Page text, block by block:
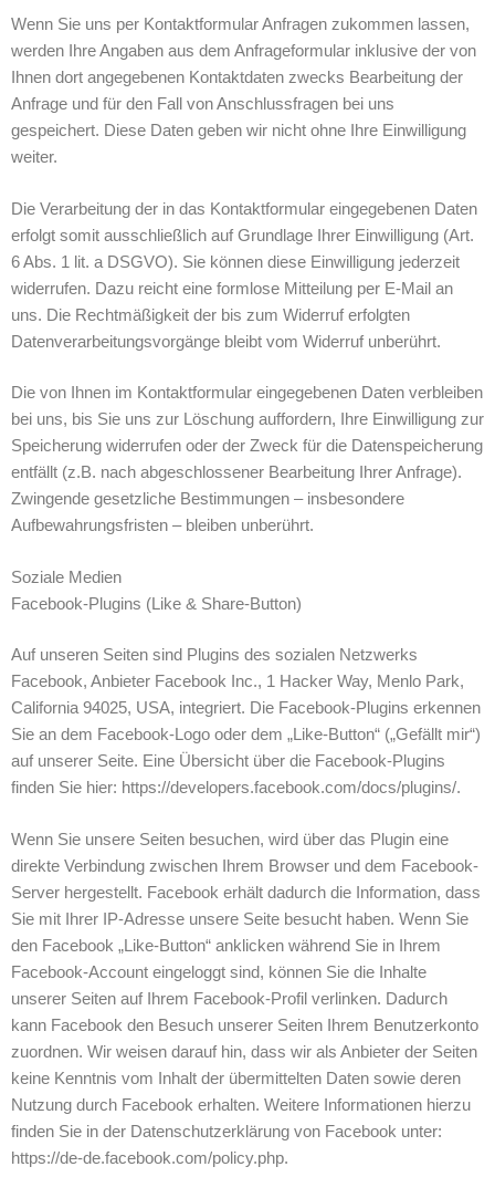
Wenn Sie uns per Kontaktformular Anfragen zukommen lassen,
werden Ihre Angaben aus dem Anfrageformular inklusive der von
Ihnen dort angegebenen Kontaktdaten zwecks Bearbeitung der
Anfrage und für den Fall von Anschlussfragen bei uns
gespeichert. Diese Daten geben wir nicht ohne Ihre Einwilligung
weiter.
Die Verarbeitung der in das Kontaktformular eingegebenen Daten
erfolgt somit ausschließlich auf Grundlage Ihrer Einwilligung (Art.
6 Abs. 1 lit. a DSGVO). Sie können diese Einwilligung jederzeit
widerrufen. Dazu reicht eine formlose Mitteilung per E-Mail an
uns. Die Rechtmäßigkeit der bis zum Widerruf erfolgten
Datenverarbeitungsvorgänge bleibt vom Widerruf unberührt.
Die von Ihnen im Kontaktformular eingegebenen Daten verbleiben
bei uns, bis Sie uns zur Löschung auffordern, Ihre Einwilligung zur
Speicherung widerrufen oder der Zweck für die Datenspeicherung
entfällt (z.B. nach abgeschlossener Bearbeitung Ihrer Anfrage).
Zwingende gesetzliche Bestimmungen – insbesondere
Aufbewahrungsfristen – bleiben unberührt.
Soziale Medien
Facebook-Plugins (Like & Share-Button)
Auf unseren Seiten sind Plugins des sozialen Netzwerks
Facebook, Anbieter Facebook Inc., 1 Hacker Way, Menlo Park,
California 94025, USA, integriert. Die Facebook-Plugins erkennen
Sie an dem Facebook-Logo oder dem „Like-Button“ („Gefällt mir“)
auf unserer Seite. Eine Übersicht über die Facebook-Plugins
finden Sie hier: https://developers.facebook.com/docs/plugins/.
Wenn Sie unsere Seiten besuchen, wird über das Plugin eine
direkte Verbindung zwischen Ihrem Browser und dem Facebook-
Server hergestellt. Facebook erhält dadurch die Information, dass
Sie mit Ihrer IP-Adresse unsere Seite besucht haben. Wenn Sie
den Facebook „Like-Button“ anklicken während Sie in Ihrem
Facebook-Account eingeloggt sind, können Sie die Inhalte
unserer Seiten auf Ihrem Facebook-Profil verlinken. Dadurch
kann Facebook den Besuch unserer Seiten Ihrem Benutzerkonto
zuordnen. Wir weisen darauf hin, dass wir als Anbieter der Seiten
keine Kenntnis vom Inhalt der übermittelten Daten sowie deren
Nutzung durch Facebook erhalten. Weitere Informationen hierzu
finden Sie in der Datenschutzerklärung von Facebook unter:
https://de-de.facebook.com/policy.php.